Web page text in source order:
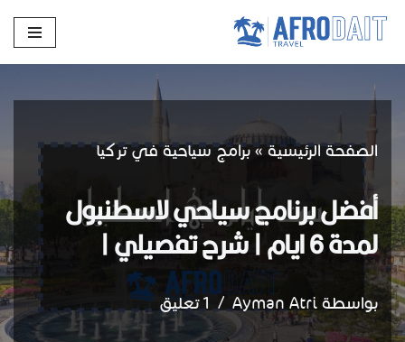
إلى
الصفحة الرئيسية»برامج سياحية في تركيا
أفضل برنامج سياحي لاسطنبول
لمدة 6 ايام | شرح تفصيلي |
بواسطة Ayman Atri 1 تعليق